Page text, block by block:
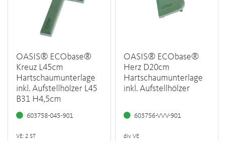
OASIS® ECObase®
Kreuz L45cm
Hartschaumunterlage
inkl. Aufstellhölzer L45
B31 H4,5cm
603758-045-901
VE: 2 ST
OASIS® ECObase®
Herz D20cm
Hartschaumunterlage
inkl. Aufstellhölzer
603756-VVV-901
div. VE